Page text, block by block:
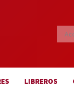
LIBREROS